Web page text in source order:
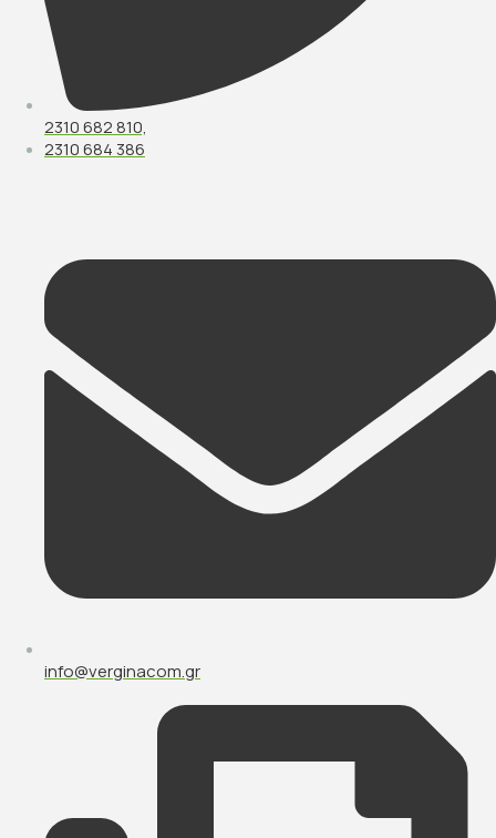
2310 682 810,
2310 684 386
info@verginacom.gr